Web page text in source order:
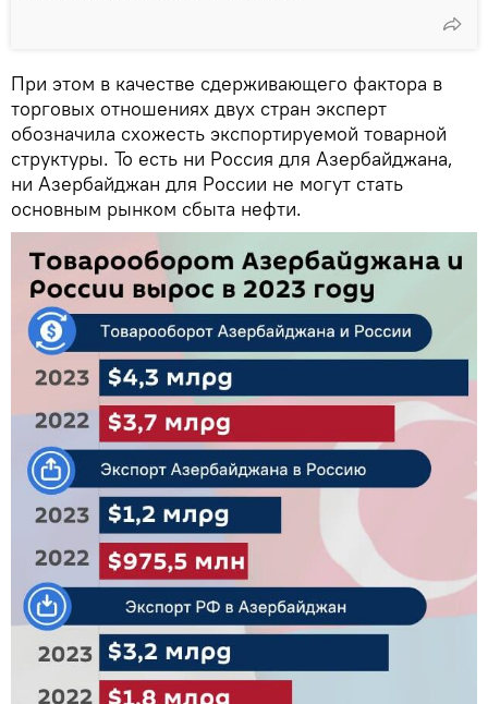
При этом в качестве сдерживающего фактора в
торговых отношениях двух стран эксперт
обозначила схожесть экспортируемой товарной
структуры. То есть ни Россия для Азербайджана,
ни Азербайджан для России не могут стать
основным рынком сбыта нефти.